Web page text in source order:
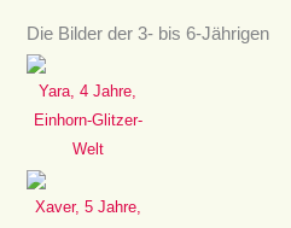
Die Bilder der 3- bis 6-Jährigen
Yara, 4 Jahre,
Einhorn-Glitzer-
Welt
Xaver, 5 Jahre,